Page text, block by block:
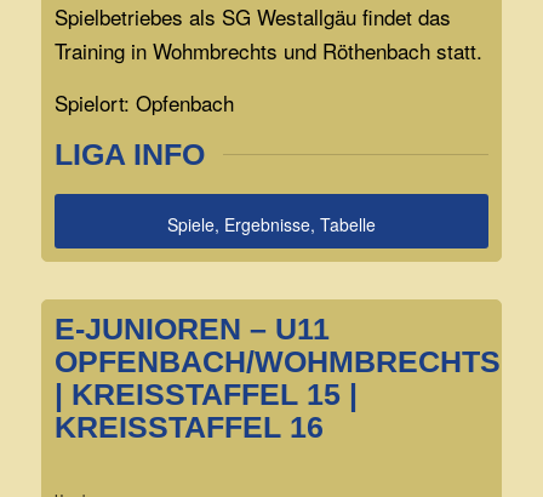
Spielbetriebes als SG Westallgäu findet das
Training in Wohmbrechts und Röthenbach statt.
Spielort: Opfenbach
LIGA INFO
Spiele, Ergebnisse, Tabelle
E-JUNIOREN – U11
OPFENBACH/WOHMBRECHTS
| KREISSTAFFEL 15 |
KREISSTAFFEL 16